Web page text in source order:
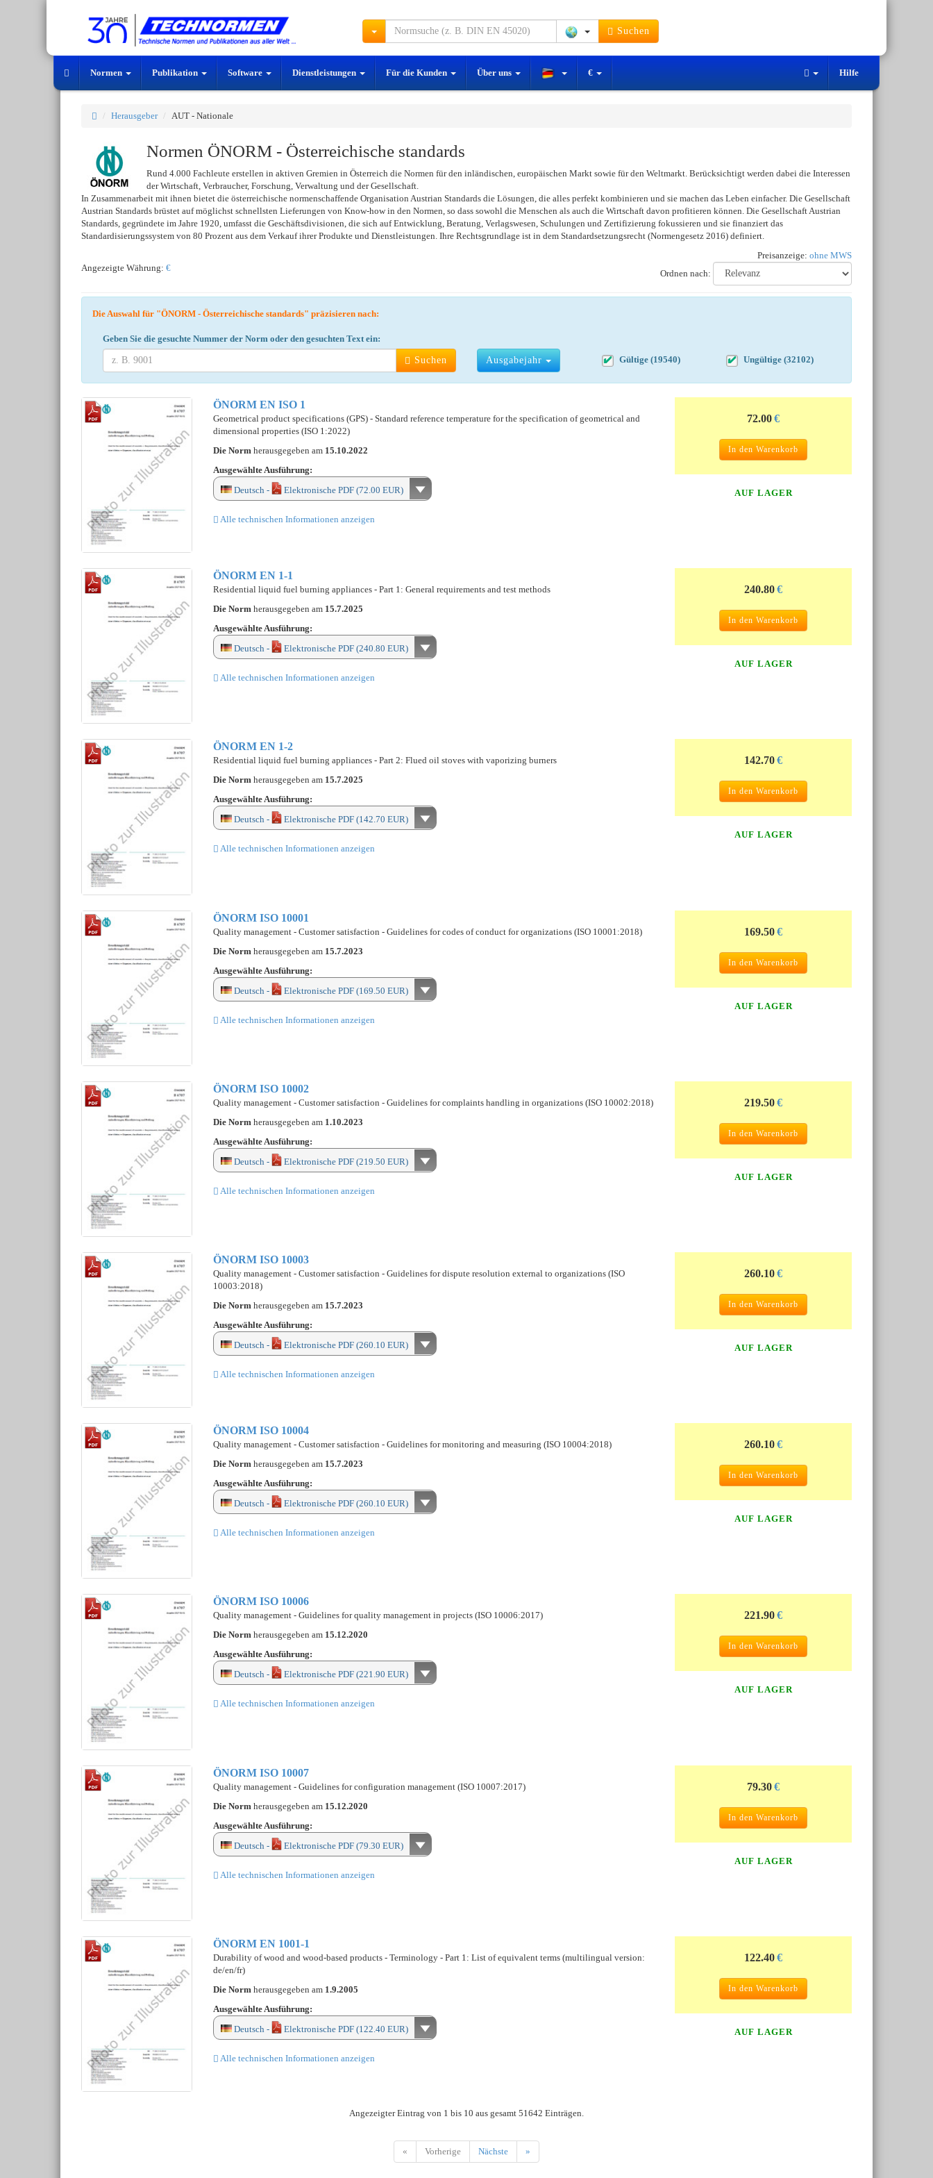
Suchen
Normen Publikation Software Dienstleistungen Für die Kunden Über uns € Hilfe
Herausgeber AUT - Nationale
Normen ÖNORM - Österreichische standards
Rund 4.000 Fachleute erstellen in aktiven Gremien in Österreich die Normen für den inländischen, europäischen Markt sowie für den Weltmarkt. Berücksichtigt werden dabei die Interessen
der Wirtschaft, Verbraucher, Forschung, Verwaltung und der Gesellschaft.
In Zusammenarbeit mit ihnen bietet die österreichische normenschaffende Organisation Austrian Standards die Lösungen, die alles perfekt kombinieren und sie machen das Leben einfacher. Die Gesellschaft
Austrian Standards brüstet auf möglichst schnellsten Lieferungen von Know-how in den Normen, so dass sowohl die Menschen als auch die Wirtschaft davon profitieren können. Die Gesellschaft Austrian
Standards, gegründete im Jahre 1920, umfasst die Geschäftsdivisionen, die sich auf Entwicklung, Beratung, Verlagswesen, Schulungen und Zertifizierung fokussieren und sie finanziert das
Standardisierungssystem von 80 Prozent aus dem Verkauf ihrer Produkte und Dienstleistungen. Ihre Rechtsgrundlage ist in dem Standardsetzungsrecht (Normengesetz 2016) definiert.
Preisanzeige: ohne MWS
Angezeigte Währung: €
Ordnen nach:
Die Auswahl für "ÖNORM - Österreichische standards" präzisieren nach:
Geben Sie die gesuchte Nummer der Norm oder den gesuchten Text ein:
Suchen Ausgabejahr Gültige (19540) Ungültige (32102)
ÖNORM EN ISO 1
Geometrical product specifications (GPS) - Standard reference temperature for the specification of geometrical and
dimensional properties (ISO 1:2022)
Die Norm herausgegeben am 15.10.2022
Ausgewählte Ausführung:
Deutsch -
Elektronische PDF (72.00 EUR)
Alle technischen Informationen anzeigen
72.00€
In den Warenkorb
AUF LAGER
ÖNORM EN 1-1
Residential liquid fuel burning appliances - Part 1: General requirements and test methods
Die Norm herausgegeben am 15.7.2025
Ausgewählte Ausführung:
Deutsch -
Elektronische PDF (240.80 EUR)
Alle technischen Informationen anzeigen
240.80€
In den Warenkorb
AUF LAGER
ÖNORM EN 1-2
Residential liquid fuel burning appliances - Part 2: Flued oil stoves with vaporizing burners
Die Norm herausgegeben am 15.7.2025
Ausgewählte Ausführung:
Deutsch -
Elektronische PDF (142.70 EUR)
Alle technischen Informationen anzeigen
142.70€
In den Warenkorb
AUF LAGER
ÖNORM ISO 10001
Quality management - Customer satisfaction - Guidelines for codes of conduct for organizations (ISO 10001:2018)
Die Norm herausgegeben am 15.7.2023
Ausgewählte Ausführung:
Deutsch -
Elektronische PDF (169.50 EUR)
Alle technischen Informationen anzeigen
169.50€
In den Warenkorb
AUF LAGER
ÖNORM ISO 10002
Quality management - Customer satisfaction - Guidelines for complaints handling in organizations (ISO 10002:2018)
Die Norm herausgegeben am 1.10.2023
Ausgewählte Ausführung:
Deutsch -
Elektronische PDF (219.50 EUR)
Alle technischen Informationen anzeigen
219.50€
In den Warenkorb
AUF LAGER
ÖNORM ISO 10003
Quality management - Customer satisfaction - Guidelines for dispute resolution external to organizations (ISO
10003:2018)
Die Norm herausgegeben am 15.7.2023
Ausgewählte Ausführung:
Deutsch -
Elektronische PDF (260.10 EUR)
Alle technischen Informationen anzeigen
260.10€
In den Warenkorb
AUF LAGER
ÖNORM ISO 10004
Quality management - Customer satisfaction - Guidelines for monitoring and measuring (ISO 10004:2018)
Die Norm herausgegeben am 15.7.2023
Ausgewählte Ausführung:
Deutsch -
Elektronische PDF (260.10 EUR)
Alle technischen Informationen anzeigen
260.10€
In den Warenkorb
AUF LAGER
ÖNORM ISO 10006
Quality management - Guidelines for quality management in projects (ISO 10006:2017)
Die Norm herausgegeben am 15.12.2020
Ausgewählte Ausführung:
Deutsch -
Elektronische PDF (221.90 EUR)
Alle technischen Informationen anzeigen
221.90€
In den Warenkorb
AUF LAGER
ÖNORM ISO 10007
Quality management - Guidelines for configuration management (ISO 10007:2017)
Die Norm herausgegeben am 15.12.2020
Ausgewählte Ausführung:
Deutsch -
Elektronische PDF (79.30 EUR)
Alle technischen Informationen anzeigen
79.30€
In den Warenkorb
AUF LAGER
ÖNORM EN 1001-1
Durability of wood and wood-based products - Terminology - Part 1: List of equivalent terms (multilingual version:
de/en/fr)
Die Norm herausgegeben am 1.9.2005
Ausgewählte Ausführung:
Deutsch -
Elektronische PDF (122.40 EUR)
Alle technischen Informationen anzeigen
122.40€
In den Warenkorb
AUF LAGER
Angezeigter Eintrag von 1 bis 10 aus gesamt 51642 Einträgen.
« Vorherige Nächste »